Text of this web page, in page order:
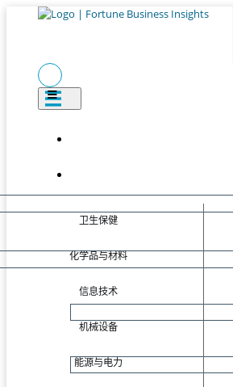
卫生保健
化学品与材料
信息技术
机械设备
能源与电力